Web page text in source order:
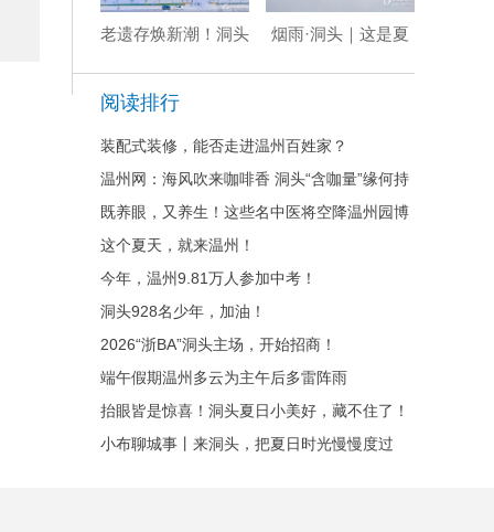
老遗存焕新潮！洞头
开园
烟雨·洞头｜这是夏
阅读排行
装配式装修，能否走进温州百姓家？
温州网：海风吹来咖啡香 洞头“含咖量”缘何持
续走高？
既养眼，又养生！这些名中医将空降温州园博
园
这个夏天，就来温州！
今年，温州9.81万人参加中考！
洞头928名少年，加油！
2026“浙BA”洞头主场，开始招商！
端午假期温州多云为主午后多雷阵雨
抬眼皆是惊喜！洞头夏日小美好，藏不住了！
小布聊城事丨来洞头，把夏日时光慢慢度过